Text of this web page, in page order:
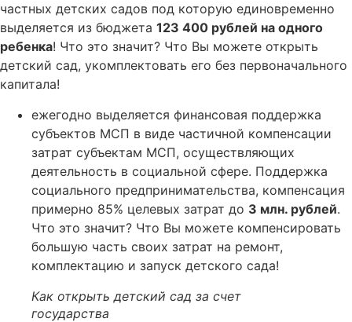
частных детских садов под которую единовременно
выделяется из бюджета 123 400 рублей на одного
ребенка! Что это значит? Что Вы можете открыть
детский сад, укомплектовать его без первоначального
капитала!
ежегодно выделяется финансовая поддержка
субъектов МСП в виде частичной компенсации
затрат субъектам МСП, осуществляющих
деятельность в социальной сфере. Поддержка
социального предпринимательства, компенсация
примерно 85% целевых затрат до 3 млн. рублей.
Что это значит? Что Вы можете компенсировать
большую часть своих затрат на ремонт,
комплектацию и запуск детского сада!
Как открыть детский сад за счет
государства